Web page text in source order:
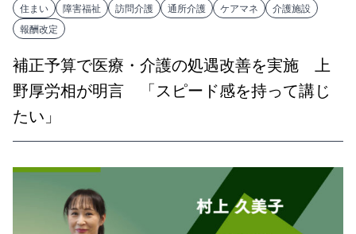
住まい
障害福祉 訪問介護 通所介護 ケアマネ
介護施設
報酬改定
補正予算で医療・介護の処遇改善を実施 上
野厚労相が明言 「スピード感を持って講じ
たい」